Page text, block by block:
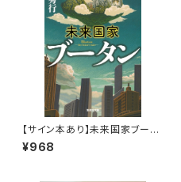
【サイン本あり】未来国家ブータ
ン
¥968